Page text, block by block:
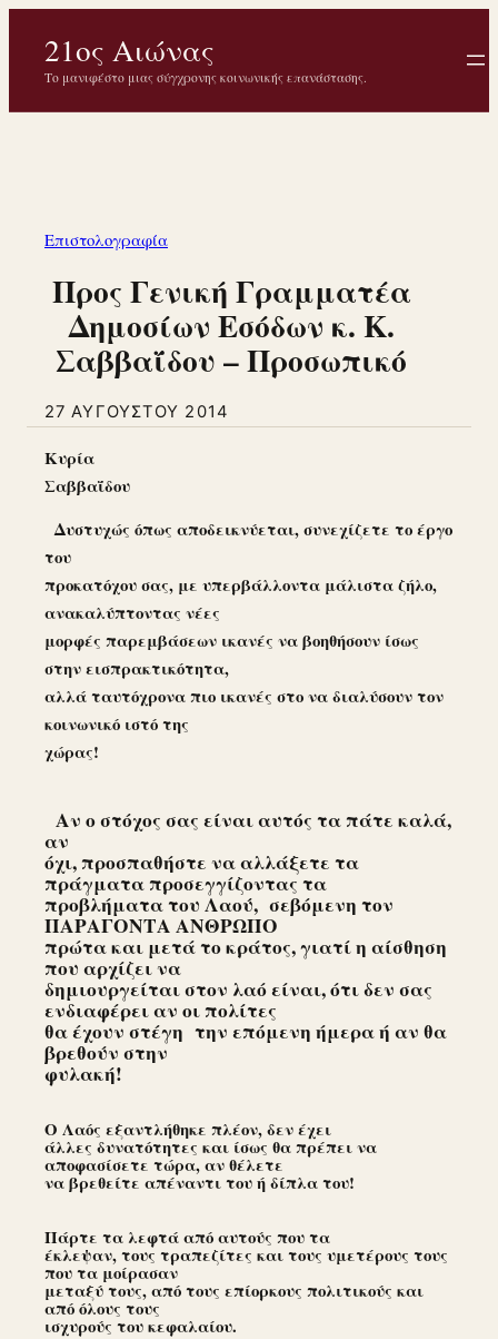
περιεχόμενο
21ος Αιώνας
Το μανιφέστο μιας σύγχρονης κοινωνικής επανάστασης.
Επιστολογραφία
Προς Γενική Γραμματέα
Δημοσίων Εσόδων κ. Κ.
Σαββαΐδου – Προσωπικό
27 ΑΥΓΟΎΣΤΟΥ 2014
Κυρία
Σαββαΐδου
Δυστυχώς όπως αποδεικνύεται, συνεχίζετε το έργο
του
προκατόχου σας, με υπερβάλλοντα μάλιστα ζήλο,
ανακαλύπτοντας νέες
μορφές παρεμβάσεων ικανές να βοηθήσουν ίσως
στην εισπρακτικότητα,
αλλά ταυτόχρονα πιο ικανές στο να διαλύσουν τον
κοινωνικό ιστό της
χώρας!
Αν ο στόχος σας είναι αυτός τα πάτε καλά,
αν
όχι, προσπαθήστε να αλλάξετε τα
πράγματα προσεγγίζοντας τα
προβλήματα του Λαού, σεβόμενη τον
ΠΑΡΑΓΟΝΤΑ ΑΝΘΡΩΠΟ
πρώτα και μετά το κράτος, γιατί η αίσθηση
που αρχίζει να
δημιουργείται στον λαό είναι, ότι δεν σας
ενδιαφέρει αν οι πολίτες
θα έχουν στέγη την επόμενη ήμερα ή αν θα
βρεθούν στην
φυλακή!
Ο Λαός εξαντλήθηκε πλέον, δεν έχει
άλλες δυνατότητες και ίσως θα πρέπει να
αποφασίσετε τώρα, αν θέλετε
να βρεθείτε απέναντι του ή δίπλα του!
Πάρτε τα λεφτά από αυτούς που τα
έκλεψαν, τους τραπεζίτες και τους υμετέρους τους
που τα μοίρασαν
μεταξύ τους, από τους επίορκους πολιτικούς και
από όλους τους
ισχυρούς του κεφαλαίου.